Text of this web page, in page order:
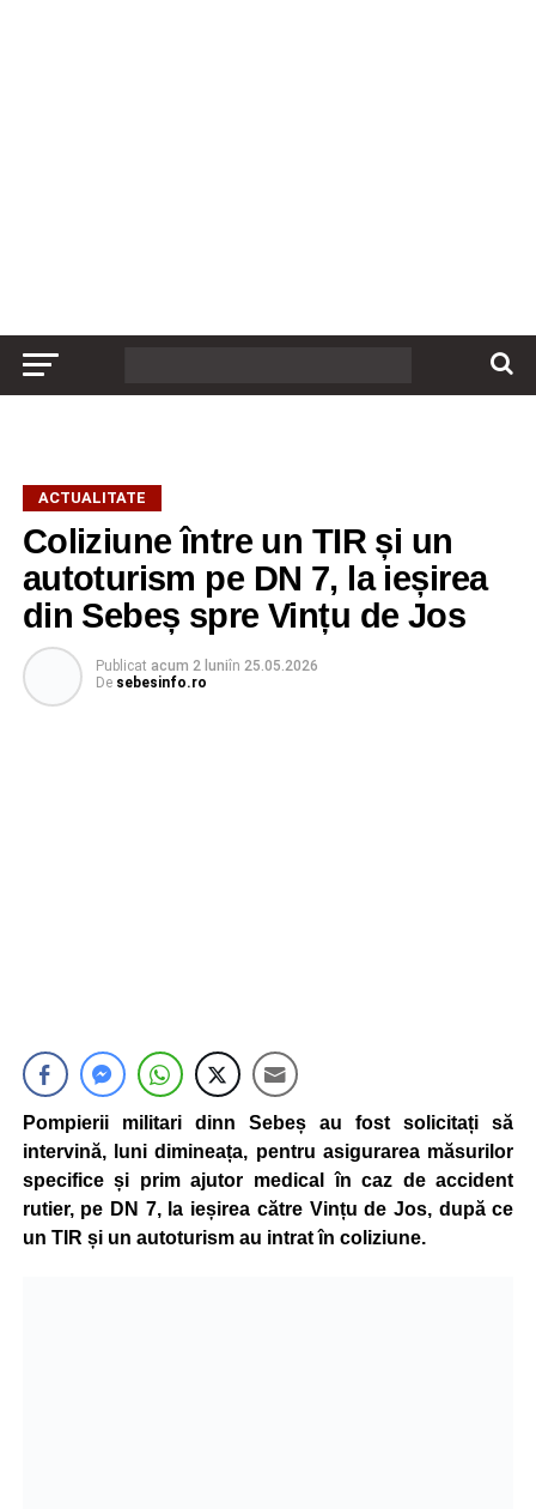
ACTUALITATE
Coliziune între un TIR și un
autoturism pe DN 7, la ieșirea
din Sebeș spre Vințu de Jos
Publicat acum 2 luniîn 25.05.2026
De sebesinfo.ro
Pompierii militari dinn Sebeș au fost solicitați să
intervină, luni dimineața, pentru asigurarea măsurilor
specifice și prim ajutor medical în caz de accident
rutier, pe DN 7, la ieșirea către Vințu de Jos, după ce
un TIR și un autoturism au intrat în coliziune.